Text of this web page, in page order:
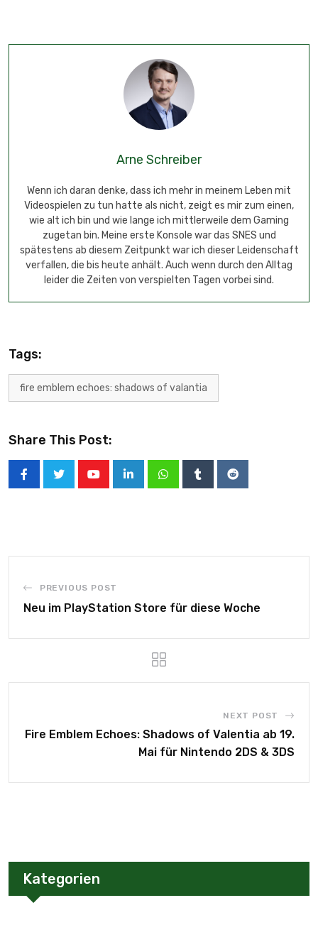
Arne Schreiber
Wenn ich daran denke, dass ich mehr in meinem Leben mit
Videospielen zu tun hatte als nicht, zeigt es mir zum einen,
wie alt ich bin und wie lange ich mittlerweile dem Gaming
zugetan bin. Meine erste Konsole war das SNES und
spätestens ab diesem Zeitpunkt war ich dieser Leidenschaft
verfallen, die bis heute anhält. Auch wenn durch den Alltag
leider die Zeiten von verspielten Tagen vorbei sind.
Tags:
fire emblem echoes: shadows of valantia
Share This Post:
PREVIOUS POST
Neu im PlayStation Store für diese Woche
NEXT POST
Fire Emblem Echoes: Shadows of Valentia ab 19.
Mai für Nintendo 2DS & 3DS
Kategorien